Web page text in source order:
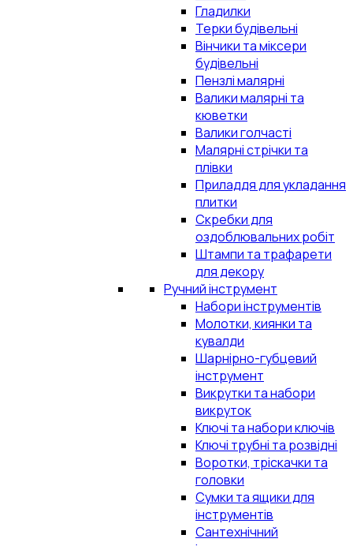
Гладилки
Терки будівельні
Вінчики та міксери
будівельні
Пензлі малярні
Валики малярні та
кюветки
Валики голчасті
Малярні стрічки та
плівки
Приладдя для укладання
плитки
Скребки для
оздоблювальних робіт
Штампи та трафарети
для декору
Ручний інструмент
Набори інструментів
Молотки, киянки та
кувалди
Шарнірно-губцевий
інструмент
Викрутки та набори
викруток
Ключі та набори ключів
Ключі трубні та розвідні
Воротки, тріскачки та
головки
Сумки та ящики для
інструментів
Сантехнічний